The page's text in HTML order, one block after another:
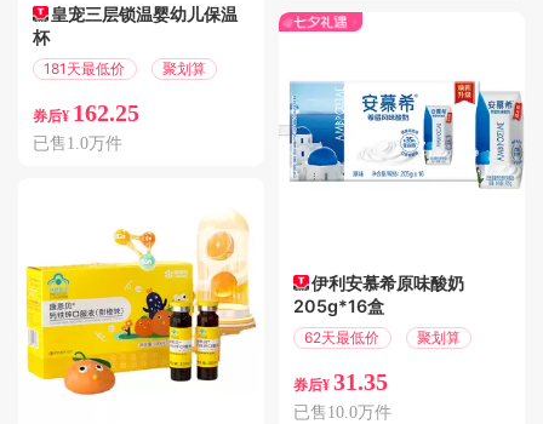
皇宠三层锁温婴幼儿保温
杯
181天最低价 聚划算
券后¥ 162.25
已售1.0万件
伊利安慕希原味酸奶
205g*16盒
62天最低价 聚划算
券后¥ 31.35
已售10.0万件